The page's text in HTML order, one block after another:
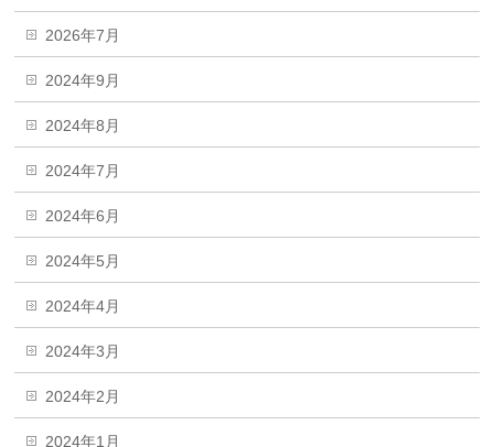
2026年7月
2024年9月
2024年8月
2024年7月
2024年6月
2024年5月
2024年4月
2024年3月
2024年2月
2024年1月